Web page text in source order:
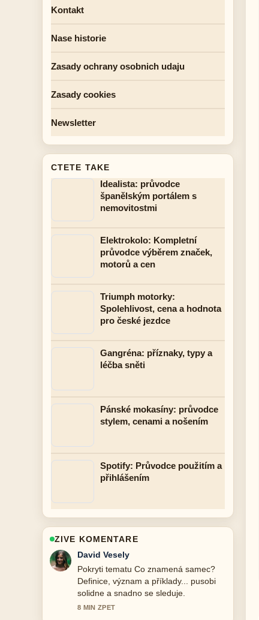
Kontakt
Nase historie
Zasady ochrany osobnich udaju
Zasady cookies
Newsletter
CTETE TAKE
Idealista: průvodce
španělským portálem s
nemovitostmi
Elektrokolo: Kompletní
průvodce výběrem značek,
motorů a cen
Triumph motorky:
Spolehlivost, cena a hodnota
pro české jezdce
Gangréna: příznaky, typy a
léčba sněti
Pánské mokasíny: průvodce
stylem, cenami a nošením
Spotify: Průvodce použitím a
přihlášením
ZIVE KOMENTARE
David Vesely
Pokryti tematu Co znamená samec?
Definice, význam a příklady... pusobi
solidne a snadno se sleduje.
8 MIN ZPET